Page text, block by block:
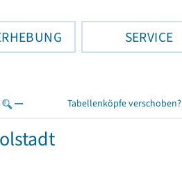
SERVICE
Tabellenköpfe verschoben?